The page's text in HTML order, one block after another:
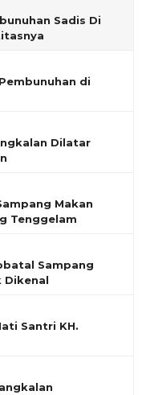
Sadis Di
di
Dilatar
Makan
Tenggelam
Sampang
Dikenal
Santri KH.